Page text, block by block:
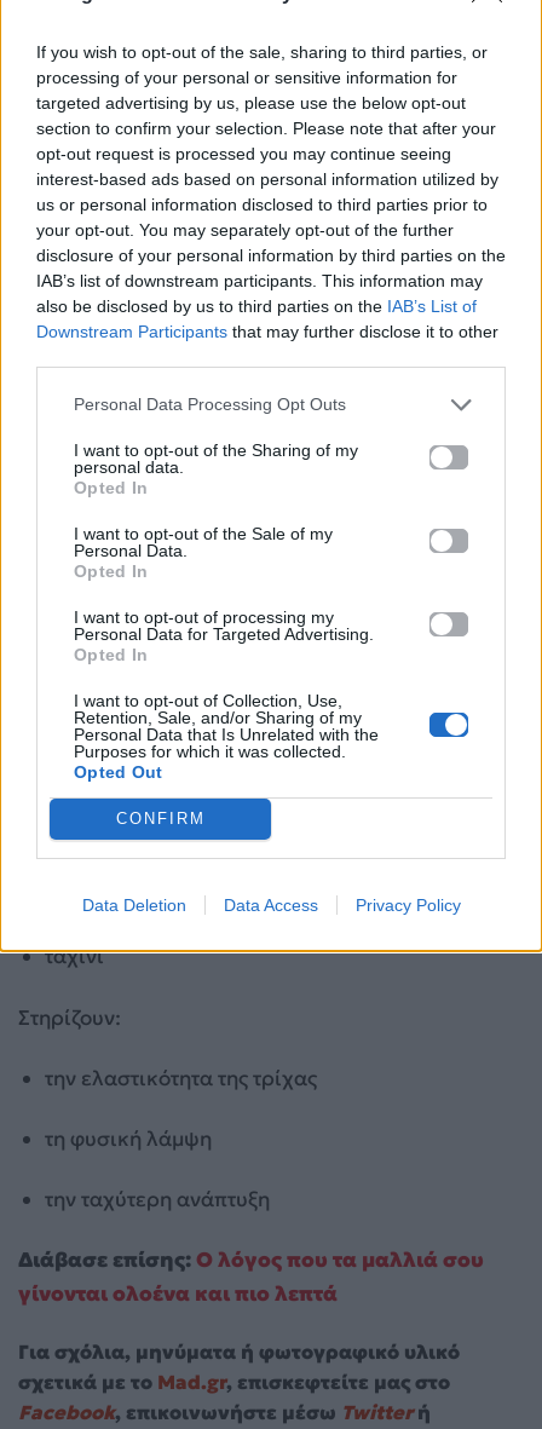
If you wish to opt-out of the sale, sharing to third parties, or
processing of your personal or sensitive information for
targeted advertising by us, please use the below opt-out
section to confirm your selection. Please note that after your
opt-out request is processed you may continue seeing
interest-based ads based on personal information utilized by
us or personal information disclosed to third parties prior to
your opt-out. You may separately opt-out of the further
disclosure of your personal information by third parties on the
IAB’s list of downstream participants. This information may
also be disclosed by us to third parties on the IAB’s List of
Downstream Participants that may further disclose it to other
Personal Data Processing Opt Outs
I want to opt-out of the Sharing of my
personal data.
Opted In
I want to opt-out of the Sale of my
Personal Data.
Opted In
I want to opt-out of processing my
Personal Data for Targeted Advertising.
Opted In
I want to opt-out of Collection, Use,
Retention, Sale, and/or Sharing of my
Personal Data that Is Unrelated with the
Purposes for which it was collected.
Opted Out
CONFIRM
Data Deletion Data Access Privacy Policy
Οι βιταμίνες του συμπλέγματος Β και τα καλά
λιπαρά βοηθούν στη θρέψη του τριχωτού της
κεφαλής. Θα τα βρεις σε:
αβοκάντο
λιναρόσπορο
ταχίνι
Στηρίζουν:
την ελαστικότητα της τρίχας
τη φυσική λάμψη
την ταχύτερη ανάπτυξη
Διάβασε επίσης: Ο λόγος που τα μαλλιά σου
γίνονται ολοένα και πιο λεπτά
Για σχόλια, μηνύματα ή φωτογραφικό υλικό
σχετικά με το Mad.gr, επισκεφτείτε μας στο
Facebook, επικοινωνήστε μέσω Twitterή